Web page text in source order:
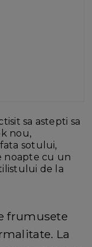
sa astepti sa
nou,
sotului,
noapte cu un
de la
frumusete
La